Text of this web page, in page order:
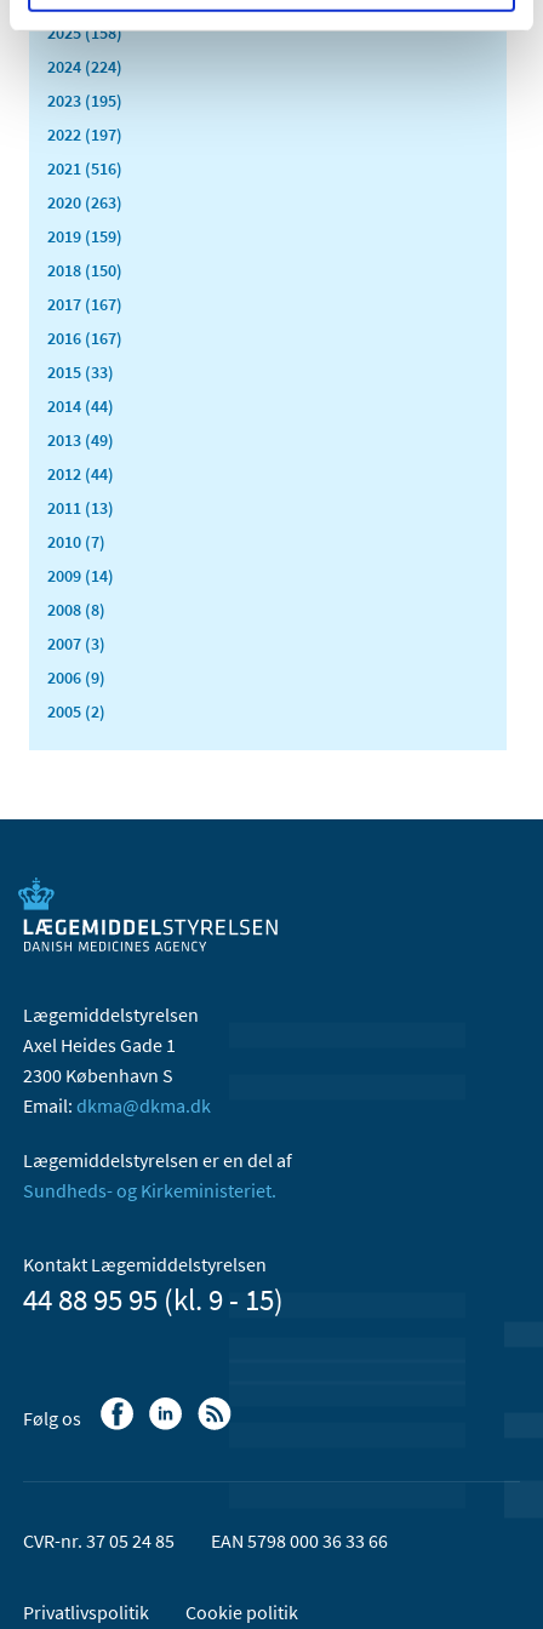
2025 (158)
2024 (224)
2023 (195)
2022 (197)
2021 (516)
2020 (263)
2019 (159)
2018 (150)
2017 (167)
2016 (167)
2015 (33)
2014 (44)
2013 (49)
2012 (44)
2011 (13)
2010 (7)
2009 (14)
2008 (8)
2007 (3)
2006 (9)
2005 (2)
Lægemiddelstyrelsen
Axel Heides Gade 1
2300 København S
Email: dkma@dkma.dk
Lægemiddelstyrelsen er en del af
Sundheds- og Kirkeministeriet.
Kontakt Lægemiddelstyrelsen
44 88 95 95 (kl. 9 - 15)
Følg os
CVR-nr. 37 05 24 85 EAN 5798 000 36 33 66
Privatlivspolitik
Cookie politik